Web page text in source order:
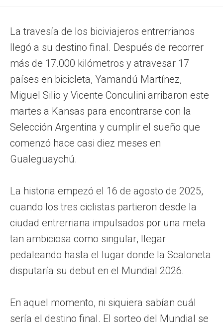
La travesía de los biciviajeros entrerrianos
llegó a su destino final. Después de recorrer
más de 17.000 kilómetros y atravesar 17
países en bicicleta, Yamandú Martínez,
Miguel Silio y Vicente Conculini arribaron este
martes a Kansas para encontrarse con la
Selección Argentina y cumplir el sueño que
comenzó hace casi diez meses en
Gualeguaychú.
La historia empezó el 16 de agosto de 2025,
cuando los tres ciclistas partieron desde la
ciudad entrerriana impulsados por una meta
tan ambiciosa como singular, llegar
pedaleando hasta el lugar donde la Scaloneta
disputaría su debut en el Mundial 2026.
En aquel momento, ni siquiera sabían cuál
sería el destino final. El sorteo del Mundial se